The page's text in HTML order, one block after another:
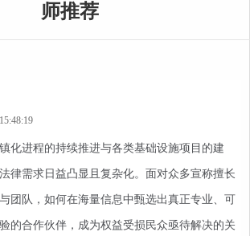
师推荐
化进程的持续推进与各类基础设施项目的建
律需求日益凸显且复杂化。面对众多宣称擅长
团队，如何在海量信息中甄选出真正专业、可
的合作伙伴，成为权益受损民众亟待解决的关